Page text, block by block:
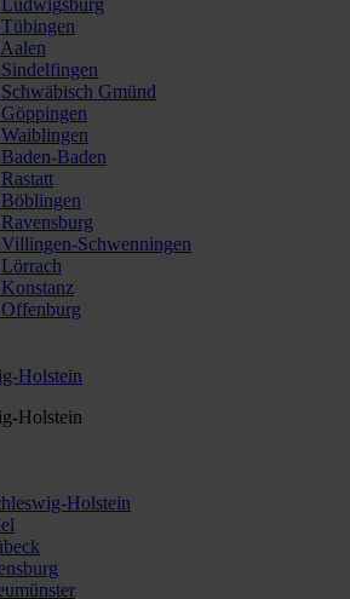
Gmünd
Baden
Schwenningen
Holstein
Holstein
Holstein